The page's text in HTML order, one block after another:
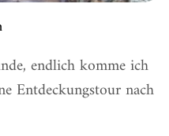
endlich komme ich
Entdeckungstour nach